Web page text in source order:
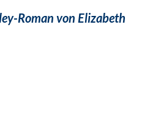
Roman von Elizabeth